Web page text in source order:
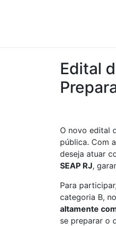
Edital
O novo edital
pública. Com
deseja atuar
SEAP RJ,
Para
categoria B,
altamente
se preparar o